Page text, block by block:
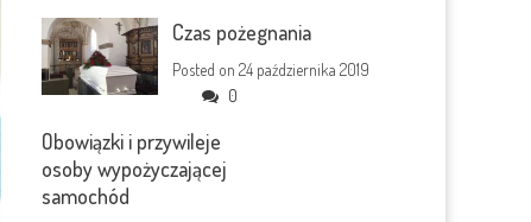
Czas pożegnania
Posted on24 października 2019
0
Obowiązki i przywileje
osoby wypożyczającej
samochód